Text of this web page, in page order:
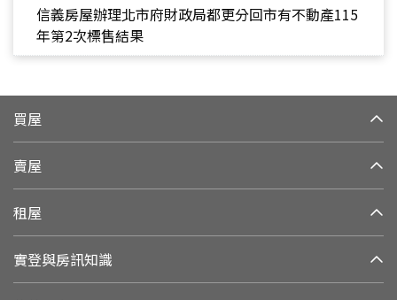
信義房屋辦理北市府財政局都更分回市有不動產115
年第2次標售結果
買屋
賣屋
租屋
實登與房訊知識